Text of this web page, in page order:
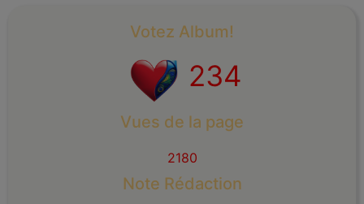
Votez Album!
234
Vues de la page
2180
Note Rédaction